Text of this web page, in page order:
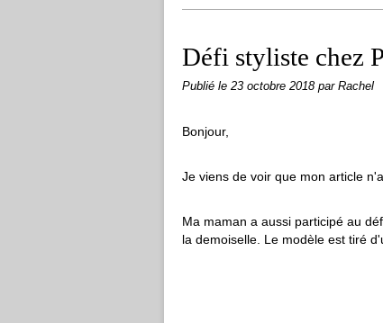
Défi styliste chez
Publié le 23 octobre 2018 par Rachel
Bonjour,
Je viens de voir que mon article
Ma maman a aussi participé au
la demoiselle. Le modèle est tiré